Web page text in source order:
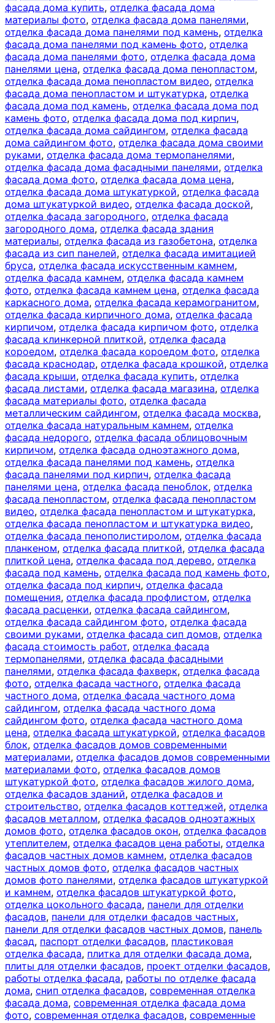
фасада дома купить, отделка фасада дома
материалы фото, отделка фасада дома панелями,
отделка фасада дома панелями под камень, отделка
фасада дома панелями под камень фото, отделка
фасада дома панелями фото, отделка фасада дома
панелями цена, отделка фасада дома пенопластом,
отделка фасада дома пенопластом видео, отделка
фасада дома пенопластом и штукатурка, отделка
фасада дома под камень, отделка фасада дома под
камень фото, отделка фасада дома под кирпич,
отделка фасада дома сайдингом, отделка фасада
дома сайдингом фото, отделка фасада дома своими
руками, отделка фасада дома термопанелями,
отделка фасада дома фасадными панелями, отделка
фасада дома фото, отделка фасада дома цена,
отделка фасада дома штукатуркой, отделка фасада
дома штукатуркой видео, отделка фасада доской,
отделка фасада загородного, отделка фасада
загородного дома, отделка фасада здания
материалы, отделка фасада из газобетона, отделка
фасада из сип панелей, отделка фасада имитацией
бруса, отделка фасада искусственным камнем,
отделка фасада камнем, отделка фасада камнем
фото, отделка фасада камнем цена, отделка фасада
каркасного дома, отделка фасада керамогранитом,
отделка фасада кирпичного дома, отделка фасада
кирпичом, отделка фасада кирпичом фото, отделка
фасада клинкерной плиткой, отделка фасада
короедом, отделка фасада короедом фото, отделка
фасада краснодар, отделка фасада крошкой, отделка
фасада крыши, отделка фасада купить, отделка
фасада листами, отделка фасада магазина, отделка
фасада материалы фото, отделка фасада
металлическим сайдингом, отделка фасада москва,
отделка фасада натуральным камнем, отделка
фасада недорого, отделка фасада облицовочным
кирпичом, отделка фасада одноэтажного дома,
отделка фасада панелями под камень, отделка
фасада панелями под кирпич, отделка фасада
панелями цена, отделка фасада пеноблок, отделка
фасада пенопластом, отделка фасада пенопластом
видео, отделка фасада пенопластом и штукатурка,
отделка фасада пенопластом и штукатурка видео,
отделка фасада пенополистиролом, отделка фасада
планкеном, отделка фасада плиткой, отделка фасада
плиткой цена, отделка фасада под дерево, отделка
фасада под камень, отделка фасада под камень фото,
отделка фасада под кирпич, отделка фасада
помещения, отделка фасада профлистом, отделка
фасада расценки, отделка фасада сайдингом,
отделка фасада сайдингом фото, отделка фасада
своими руками, отделка фасада сип домов, отделка
фасада стоимость работ, отделка фасада
термопанелями, отделка фасада фасадными
панелями, отделка фасада фахверк, отделка фасада
фото, отделка фасада частного, отделка фасада
частного дома, отделка фасада частного дома
сайдингом, отделка фасада частного дома
сайдингом фото, отделка фасада частного дома
цена, отделка фасада штукатуркой, отделка фасадов
блок, отделка фасадов домов современными
материалами, отделка фасадов домов современными
материалами фото, отделка фасадов домов
штукатуркой фото, отделка фасадов жилого дома,
отделка фасадов зданий, отделка фасадов и
строительство, отделка фасадов коттеджей, отделка
фасадов металлом, отделка фасадов одноэтажных
домов фото, отделка фасадов окон, отделка фасадов
утеплителем, отделка фасадов цена работы, отделка
фасадов частных домов камнем, отделка фасадов
частных домов фото, отделка фасадов частных
домов фото панелями, отделка фасадов штукатуркой
и камнем, отделка фасадов штукатуркой фото,
отделка цокольного фасада, панели для отделки
фасадов, панели для отделки фасадов частных,
панели для отделки фасадов частных домов, панель
фасад, паспорт отделки фасадов, пластиковая
отделка фасада, плитка для отделки фасада дома,
плиты для отделки фасадов, проект отделки фасадов,
работы отделка фасада, работы по отделке фасада
дома, снип отделка фасадов, современная отделка
фасада дома, современная отделка фасада дома
фото, современная отделка фасадов, современные